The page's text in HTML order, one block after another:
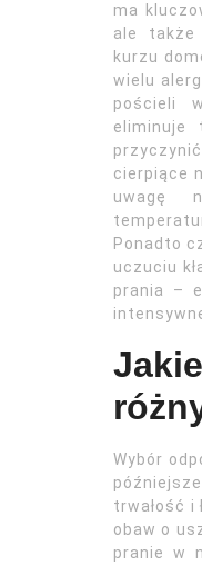
ma
ale także
kurzu
wielu
pościeli
eliminuje
cierpiące
uwagę
Ponadto
uczuciu
prania –
Wybór
trwałość
obaw o
pranie w